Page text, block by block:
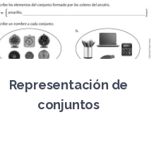
Representación de
conjuntos